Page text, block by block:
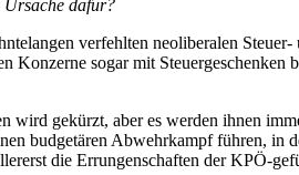
Ursache dafür?
verfehlten neoliberalen
Konzerne sogar mit Steuergeschenken
gekürzt, aber es werden ihnen
budgetären Abwehrkampf führen, in
die Errungenschaften der KPÖ-